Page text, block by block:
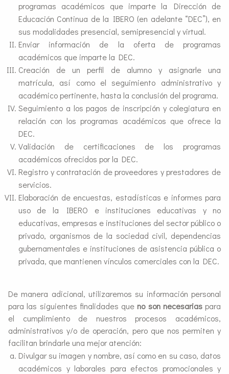
programas académicos que imparte la Dirección de
Educación Continua de la IBERO (en adelante “DEC”), en
sus modalidades presencial, semipresencial y virtual.
Enviar información de la oferta de programas
académicos que imparte la DEC.
Creación de un perfil de alumno y asignarle una
matrícula, así como el seguimiento administrativo y
académico pertinente, hasta la conclusión del programa.
Seguimiento a los pagos de inscripción y colegiatura en
relación con los programas académicos que ofrece la
DEC.
Validación de certificaciones de los programas
académicos ofrecidos por la DEC.
Registro y contratación de proveedores y prestadores de
servicios.
Elaboración de encuestas, estadísticas e informes para
uso de la IBERO e instituciones educativas y no
educativas, empresas e instituciones del sector público o
privado, organismos de la sociedad civil, dependencias
gubernamentales e instituciones de asistencia pública o
privada, que mantienen vínculos comerciales con la DEC.
De manera adicional, utilizaremos su información personal
para las siguientes finalidades que no son necesariaspara
el cumplimiento de nuestros procesos académicos,
administrativos y/o de operación, pero que nos permiten y
facilitan brindarle una mejor atención:
Divulgar su imagen y nombre, así como en su caso, datos
académicos y laborales para efectos promocionales y